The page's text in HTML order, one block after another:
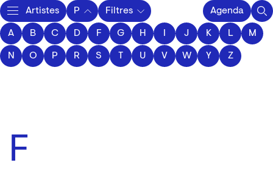
Artistes P
A B C D F G H J K L M
N O P R S T U V W Y Z
Filtres
Activity
Agenda
F